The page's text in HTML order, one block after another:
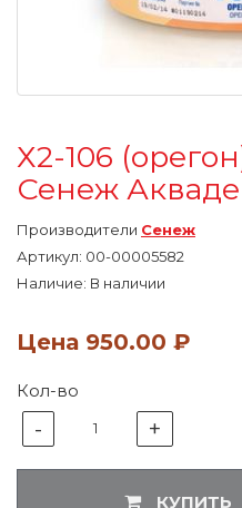
Х2-106
Сенеж
Производители Сенеж
Артикул: 00-00005582
Наличие: В наличии
Цена 950.00 ₽
Кол-во
- 1 +
КУПИТЬ